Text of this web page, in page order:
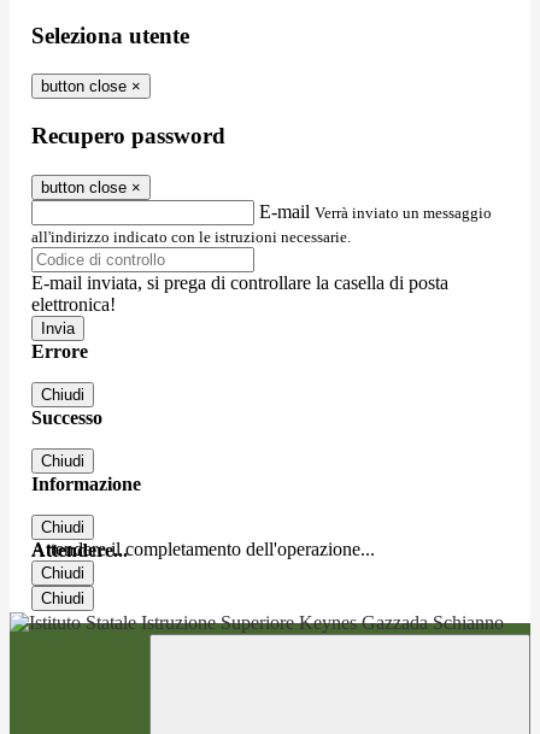
Seleziona utente
button close ×
Recupero password
button close ×
E-mail Verrà inviato un messaggio
all'indirizzo indicato con le istruzioni necessarie.
E-mail inviata, si prega di controllare la casella di posta
elettronica!
Errore
Chiudi
Successo
Chiudi
Informazione
Chiudi
Attendere...
Attendere il completamento dell'operazione...
Chiudi
Chiudi